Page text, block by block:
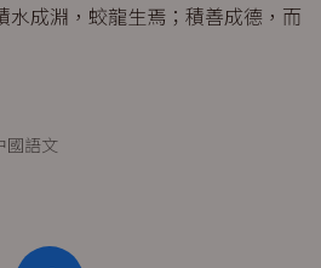
水成淵，蛟龍生焉；積善成德，而
國語文